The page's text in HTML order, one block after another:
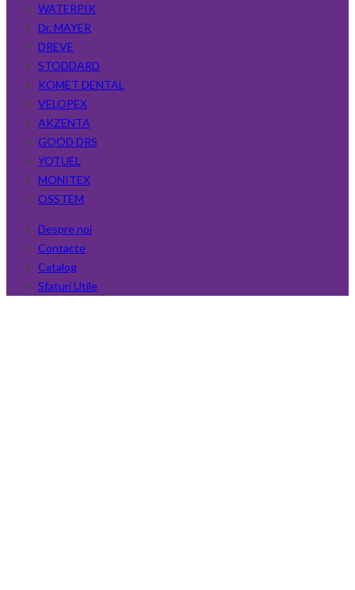
WATERPIK
Dr. MAYER
DREVE
STODDARD
KOMET DENTAL
VELOPEX
AKZENTA
GOOD DRS
YOTUEL
MONITEX
OSSTEM
Despre noi
Contacte
Catalog
Sfaturi Utile